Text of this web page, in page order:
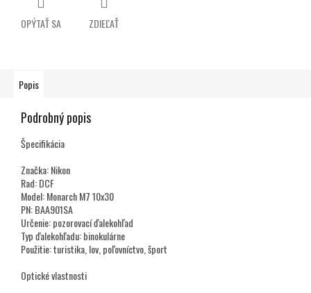
OPÝTAŤ SA ZDIEĽAŤ
Popis
Podrobný popis
Špecifikácia
Značka: Nikon
Rad: DCF
Model: Monarch M7 10x30
PN: BAA901SA
Určenie: pozorovací ďalekohľad
Typ ďalekohľadu: binokulárne
Použitie: turistika, lov, poľovníctvo, šport
Optické vlastnosti